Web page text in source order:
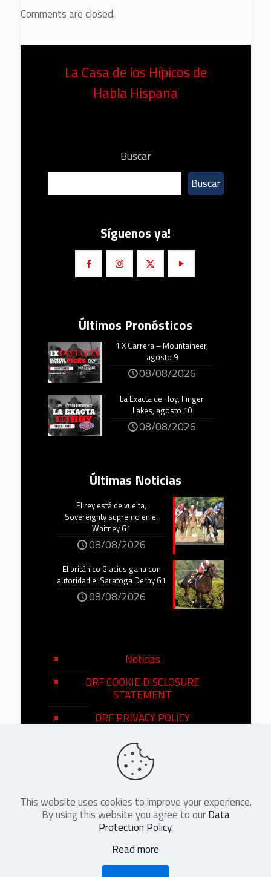
Comments are closed.
La Casa de los Hípicos de
Habla Hispana
Buscar
Buscar
Síguenos ya!
Últimos Pronósticos
1 X Carrera – Mountaineer,
agosto 9
08/08/2026
La Exacta de Hoy, Finger
Lakes, agosto 10
08/08/2026
Últimas Noticias
El rey está de vuelta,
Sovereignty supremo en el
Whitney G1
08/08/2026
El británico Glacius gana con
autoridad el Saratoga Derby G1
08/08/2026
Noticias
DRF COOKIE DISCLOSURE
STATEMENT
DRF PRIVACY POLICY
©2026DRF en Español. All Rights
Reserved
This website uses cookies to improve your experience.
By using this website you agree to ourData
Protection Policy.
Read more